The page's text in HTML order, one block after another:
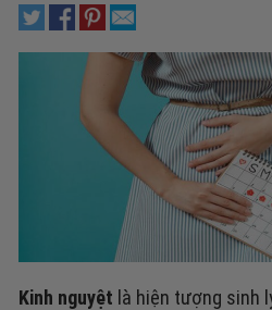
Kinh nguyệt là hiện tượng sinh